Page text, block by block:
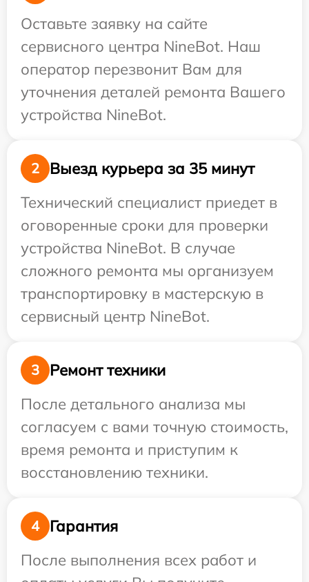
Оставьте заявку на сайте
сервисного центра NineBot. Наш
оператор перезвонит Вам для
уточнения деталей ремонта Вашего
устройства NineBot.
2
Выезд курьера за 35 минут
Технический специалист приедет в
оговоренные сроки для проверки
устройства NineBot. В случае
сложного ремонта мы организуем
транспортировку в мастерскую в
сервисный центр NineBot.
3
Ремонт техники
После детального анализа мы
согласуем с вами точную стоимость,
время ремонта и приступим к
восстановлению техники.
4
Гарантия
После выполнения всех работ и